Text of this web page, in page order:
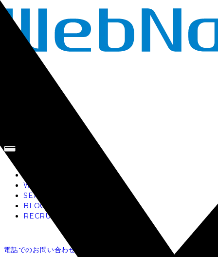
WORKS
SERVICE
BLOG
RECRUIT
電話でのお問い合わせ